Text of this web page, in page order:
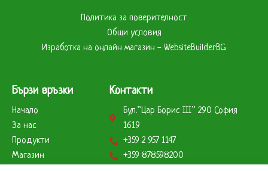
Политика за поверителност
Общи условия
Изработка на онлайн магазин - WebsiteBuilderBG
Бързи връзки
Начало
За нас
Продукти
Магазин
Контакти
Бул.”Цар Борис ІІІ” 290 София
1619
+359 2 957 1147
+359 878598200